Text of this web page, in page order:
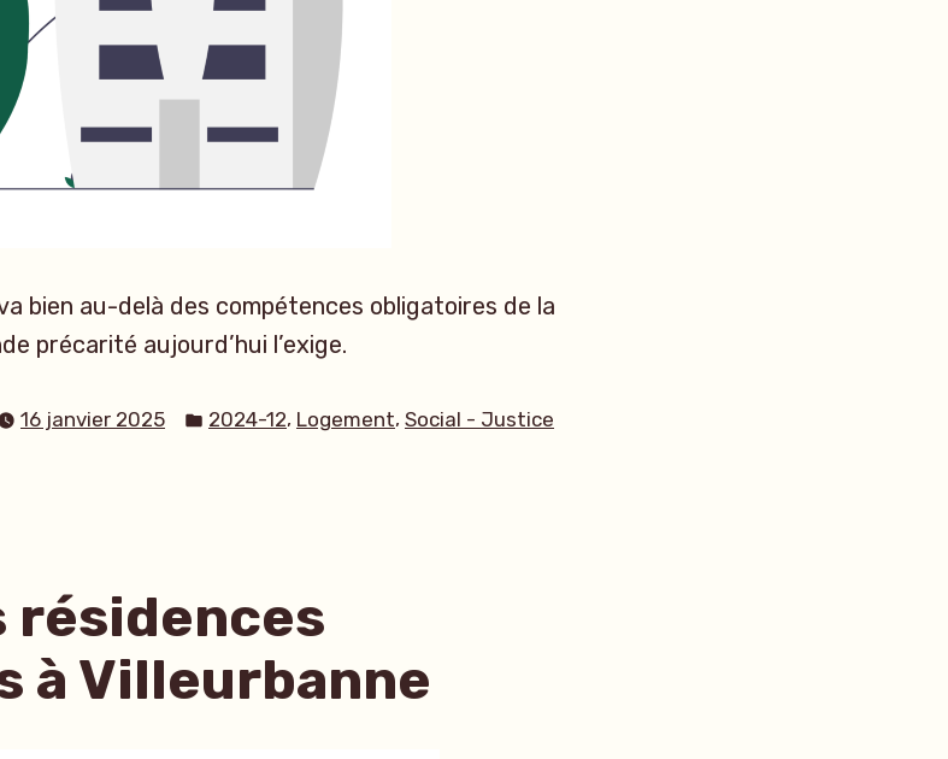
bien au-delà des compétences obligatoires de la
précarité aujourd’hui l’exige.
16 janvier 2025
Publié
2024-12, Logement, Social - Justice
résidences
à Villeurbanne